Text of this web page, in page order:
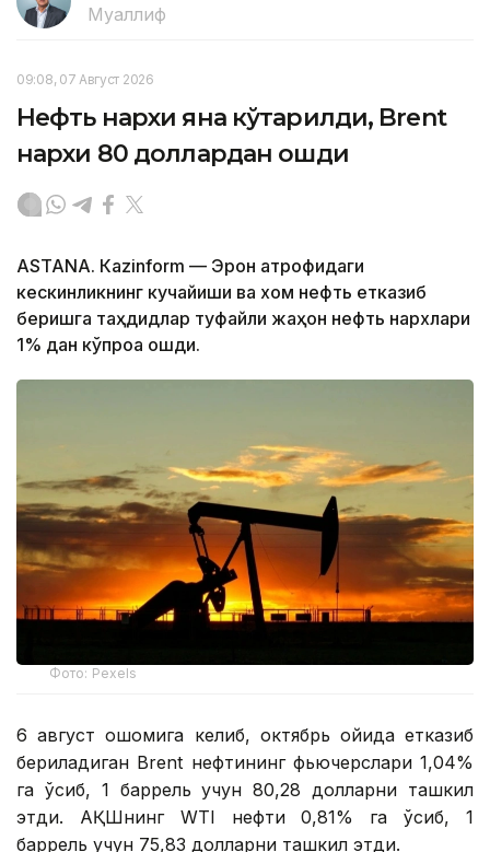
Муаллиф
09:08, 07 Август 2026
Нефть нархи яна кўтарилди, Brent
нархи 80 доллардан ошди
ASTANА. Кazinform — Эрон атрофидаги
кескинликнинг кучайиши ва хом нефть етказиб
беришга таҳдидлар туфайли жаҳон нефть нархлари
1% дан кўпроққа ошди.
Фото: Pexels
6 август оқшомига келиб, октябрь ойида етказиб
бериладиган Brent нефтининг фьючерслари 1,04%
га ўсиб, 1 баррель учун 80,28 долларни ташкил
этди. АҚШнинг WTI нефти 0,81% га ўсиб, 1
баррель учун 75,83 долларни ташкил этди.